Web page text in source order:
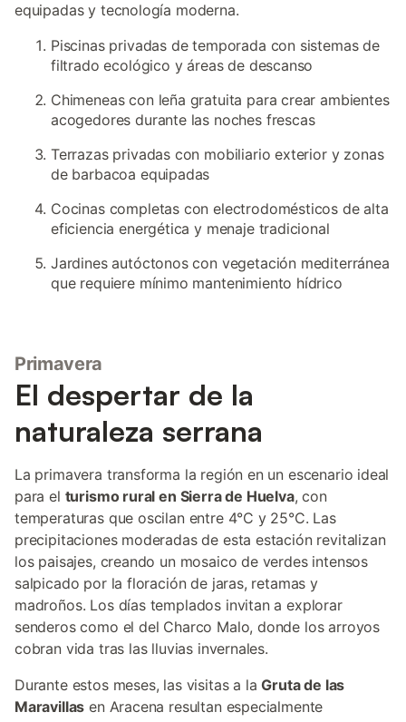
equipadas y tecnología moderna.
Piscinas privadas de temporada con sistemas de
filtrado ecológico y áreas de descanso
Chimeneas con leña gratuita para crear ambientes
acogedores durante las noches frescas
Terrazas privadas con mobiliario exterior y zonas
de barbacoa equipadas
Cocinas completas con electrodomésticos de alta
eficiencia energética y menaje tradicional
Jardines autóctonos con vegetación mediterránea
que requiere mínimo mantenimiento hídrico
Primavera
El despertar de la
naturaleza serrana
La primavera transforma la región en un escenario ideal
para el turismo rural en Sierra de Huelva, con
temperaturas que oscilan entre 4°C y 25°C. Las
precipitaciones moderadas de esta estación revitalizan
los paisajes, creando un mosaico de verdes intensos
salpicado por la floración de jaras, retamas y
madroños. Los días templados invitan a explorar
senderos como el del Charco Malo, donde los arroyos
cobran vida tras las lluvias invernales.
Durante estos meses, las visitas a laGruta de las
Maravillas en Aracena resultan especialmente